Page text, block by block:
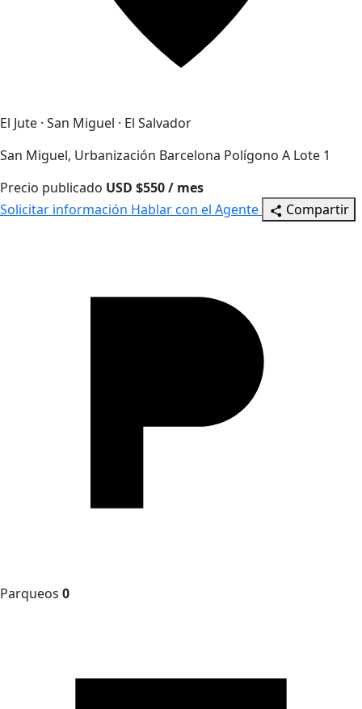
El Jute · San Miguel · El Salvador
San Miguel, Urbanización Barcelona Polígono A Lote 1
Precio publicado USD $550 / mes
Solicitar información Hablar con el Agente Compartir
Parqueos 0